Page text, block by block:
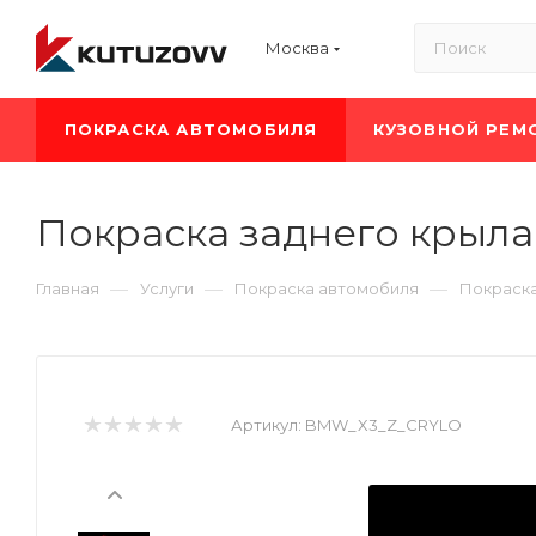
Москва
ПОКРАСКА АВТОМОБИЛЯ КУЗОВНОЙ
Покраска заднего
Главная — Услуги — Покраска автомобиля —
Артикул: BMW_X3_Z_CRYLO